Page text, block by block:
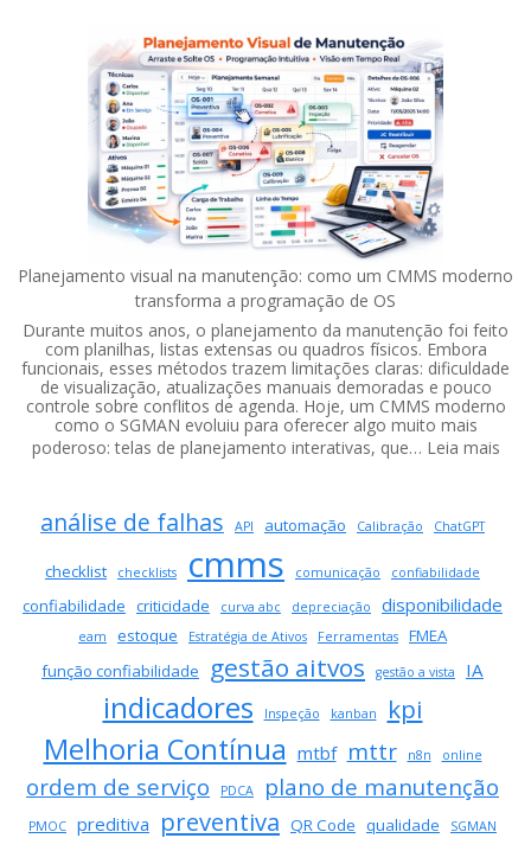
em
Nuvem:
Vantagens
de
um
Software
com
Atualizações
Contínuas
Planejamento visual na manutenção: como um CMMS moderno
transforma a programação de OS
Durante muitos anos, o planejamento da manutenção foi feito
com planilhas, listas extensas ou quadros físicos. Embora
funcionais, esses métodos trazem limitações claras: dificuldade
de visualização, atualizações manuais demoradas e pouco
controle sobre conflitos de agenda. Hoje, um CMMS moderno
como o SGMAN evoluiu para oferecer algo muito mais
poderoso: telas de planejamento interativas, que… Leia mais:
análise de falhas API automação Calibração ChatGPT
checklist checklists cmms comunicação confiabilidade
confiabilidade criticidade curva abc depreciação disponibilidade
eam estoque Estratégia de Ativos Ferramentas
FMEA
função confiabilidade
gestão aitvos gestão a vista IA
indicadores Inspeção kanban kpi
Melhoria Contínua mtbf mttr n8n online
ordem de serviço PDCA plano de manutenção
PMOC preditiva preventiva QR Code qualidade
SGMAN